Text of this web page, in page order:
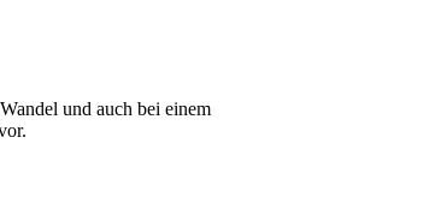
und auch bei einem